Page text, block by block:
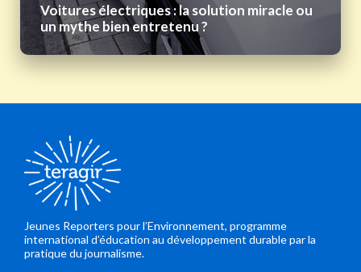
Voitures électriques : la solution miracle ou
un mythe bien entretenu ?
Jeunes Reporters pour l’Environnement, programme
international d’éducation au développement durable par la
pratique du journalisme.